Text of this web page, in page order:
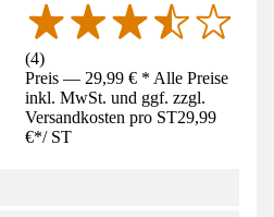
(4)
Preis — 29,99 € * Alle Preise
inkl. MwSt. und ggf. zzgl.
Versandkosten pro ST29,99
€*/ ST